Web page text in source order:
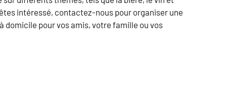
intéressé, contactez-nous pour organiser une
domicile pour vos amis, votre famille ou vos